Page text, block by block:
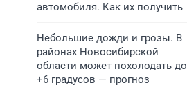
автомобиля. Как их получить
Небольшие дожди и грозы. В
районах Новосибирской
области может похолодать до
+6 градусов — прогноз